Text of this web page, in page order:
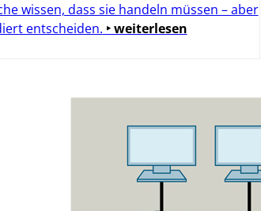
wissen, dass sie handeln müssen – aber
entscheiden. ‣ weiterlesen